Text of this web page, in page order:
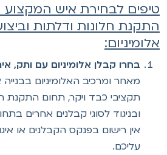
לבחירת איש המקצוע
חלונות ודלתות וביצוע
בחרו קבלן אלומיניום עם ותק,
מאחר ומרכיב האלומיניום בבנייה
תקציבי כבד ויקר, תחום התקנת
ובניגוד לסוגי קבלנים אחרים
אין רישום בפנקס הקבלנים או
עליכם.